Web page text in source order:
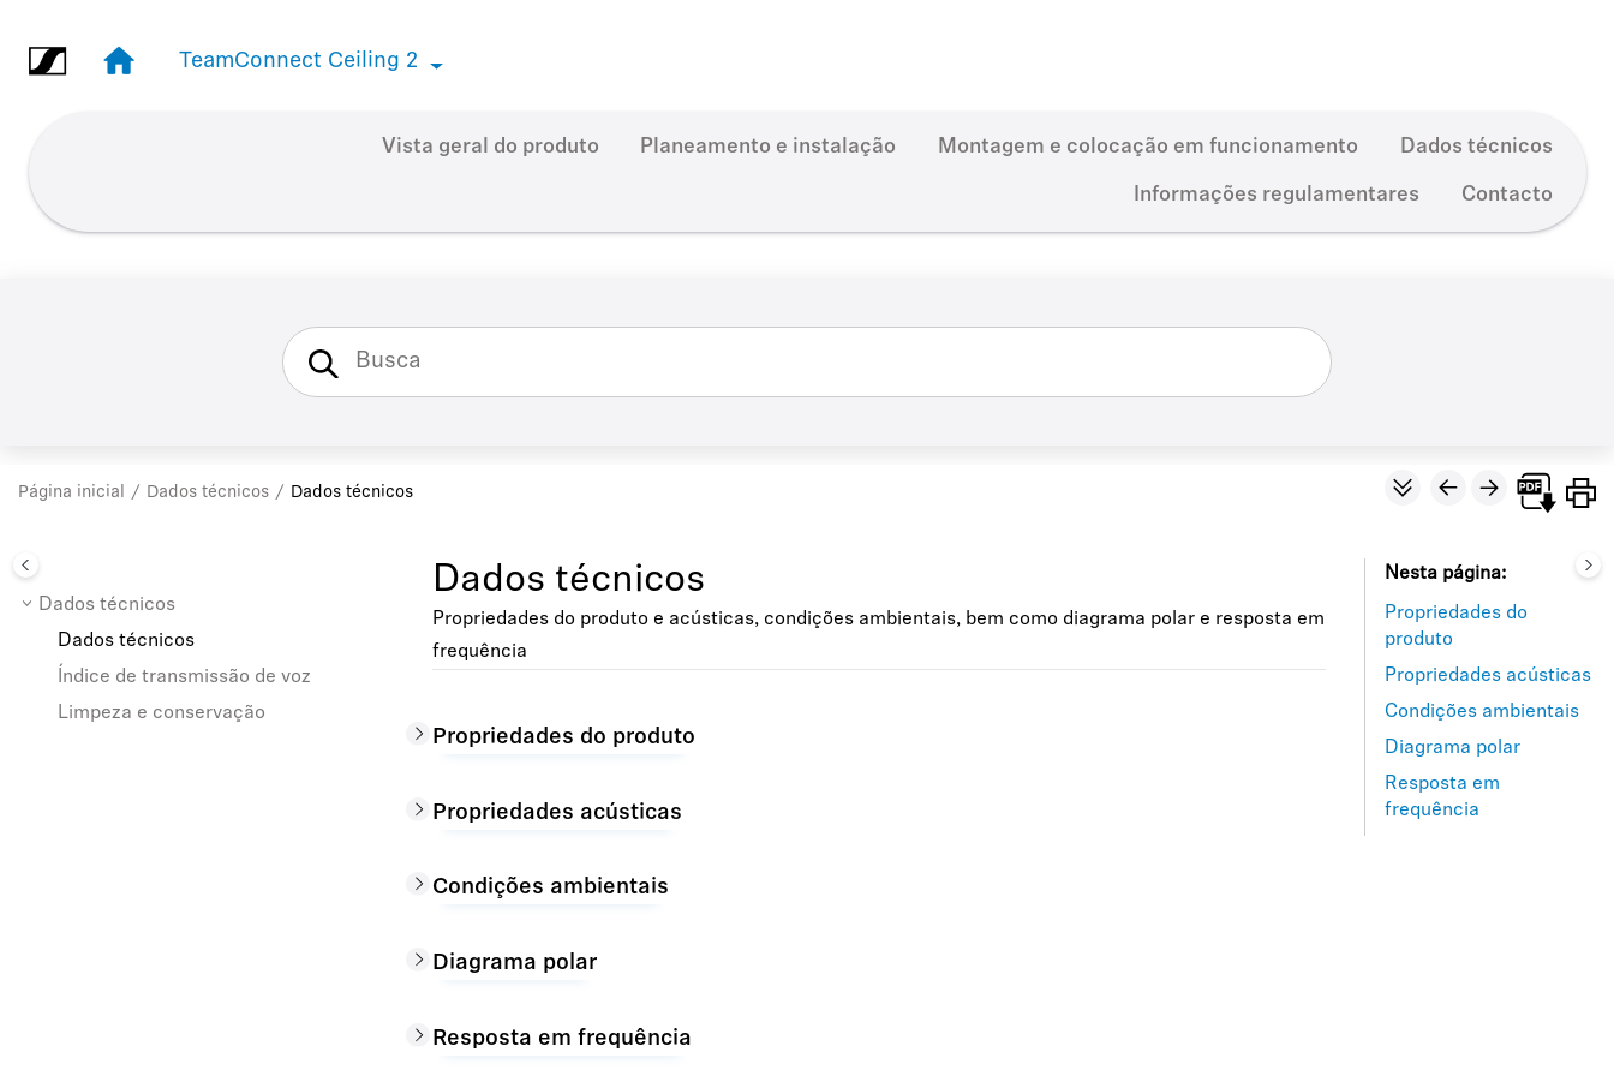
TeamConnect Ceiling 2
TeamConnect Ceiling 2
Vista geral do produto Planeamento e instalação Montagem e colocação em funcionamento Dados técnicos
Informações regulamentares Contacto
Página inicial Dados técnicos Dados técnicos
Dados técnicos
Dados técnicos
Índice de transmissão de voz
Limpeza e conservação
Dados técnicos
Propriedades do produto e acústicas, condições ambientais, bem como diagrama polar e resposta em
frequência
Propriedades do produto
Propriedades acústicas
Condições ambientais
Diagrama polar
Resposta em frequência
Nesta página
Propriedades do
produto
Propriedades acústicas
Condições ambientais
Diagrama polar
Resposta em
frequência